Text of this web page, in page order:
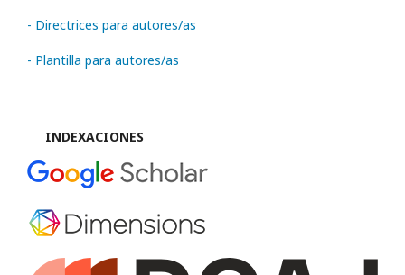
- Directrices para autores/as
- Plantilla para autores/as
INDEXACIONES